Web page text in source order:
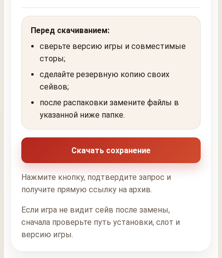
Перед скачиванием:
сверьте версию игры и совместимые
сторы;
сделайте резервную копию своих
сейвов;
после распаковки замените файлы в
указанной ниже папке.
Скачать сохранение
Нажмите кнопку, подтвердите запрос и
получите прямую ссылку на архив.
Если игра не видит сейв после замены,
сначала проверьте путь установки, слот и
версию игры.